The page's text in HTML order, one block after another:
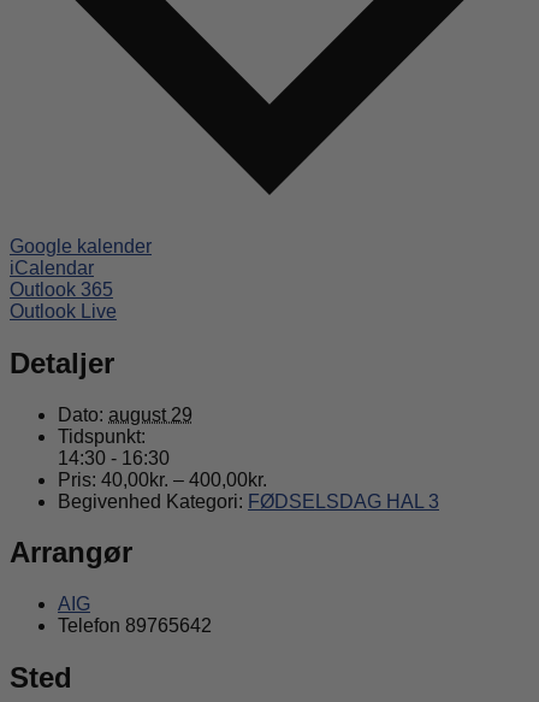
Google kalender
iCalendar
Outlook 365
Outlook Live
Detaljer
Dato: august 29
Tidspunkt:
14:30 - 16:30
Pris: 40,00kr. – 400,00kr.
Begivenhed Kategori: FØDSELSDAG HAL 3
Arrangør
AIG
Telefon 89765642
Sted